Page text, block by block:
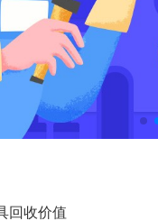
回收价值